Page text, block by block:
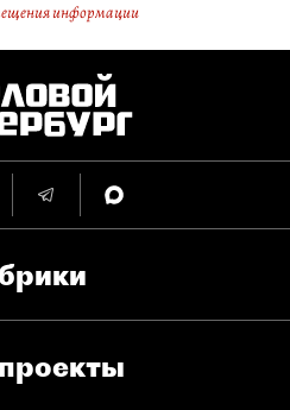
информации